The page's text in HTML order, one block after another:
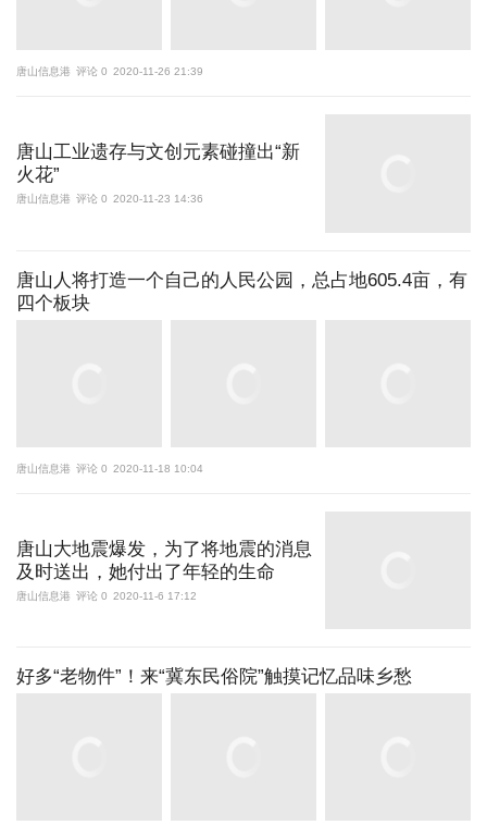
唐山信息港 评论 0 2020-11-26 21:39
唐山工业遗存与文创元素碰撞出“新
火花”
唐山信息港 评论 0 2020-11-23 14:36
唐山人将打造一个自己的人民公园，总占地605.4亩，有
四个板块
唐山信息港 评论 0 2020-11-18 10:04
唐山大地震爆发，为了将地震的消息
及时送出，她付出了年轻的生命
唐山信息港 评论 0 2020-11-6 17:12
好多“老物件”！来“冀东民俗院”触摸记忆品味乡愁